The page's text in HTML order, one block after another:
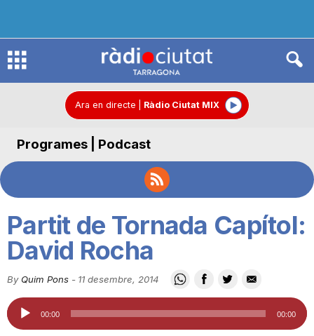
R
d
C
i
Ara en directe Ràdio Ciutat MIX
Programes | Podcast
Partit de Tornada Capítol:
David Rocha
By Quim Pons - 11 desembre, 2014
Reproductor
d'àudio
00:00 00:00